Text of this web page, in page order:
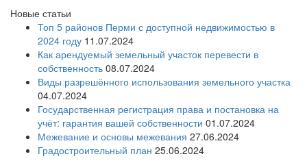
Новые статьи
Топ 5 районов Перми с доступной недвижимостью в
2024 году 11.07.2024
Как арендуемый земельный участок перевести в
собственность 08.07.2024
Виды разрешённого использования земельного участка
04.07.2024
Государственная регистрация права и постановка на
учёт: гарантия вашей собственности 01.07.2024
Межевание и основы межевания 27.06.2024
Градостроительный план 25.06.2024